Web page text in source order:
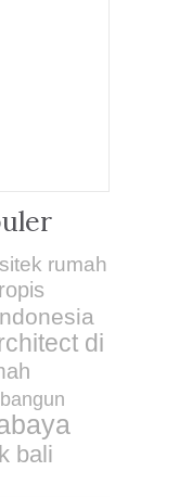
rumah
di
bangun
bali